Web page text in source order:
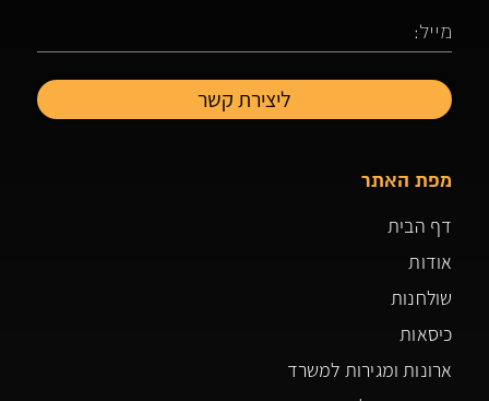
מפת האתר
דף הבית
אודות
שולחנות
כיסאות
ארונות ומגירות למשרד